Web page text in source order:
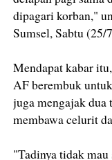
dipagari korban,"
Sumsel, Sabtu (25/
Mendapat kabar
AF berembuk
juga mengajak dua
membawa celurit
"Tadinya tidak